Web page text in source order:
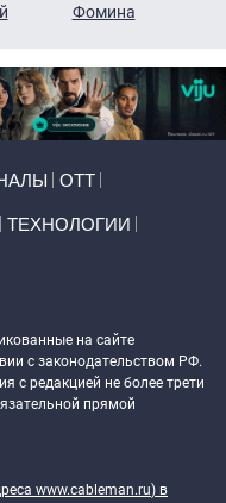
Фомина
ОТТ
ТЕХНОЛОГИИ
на сайте
с законодательством РФ.
с редакцией не более трети
прямой
www.cableman.ru) в